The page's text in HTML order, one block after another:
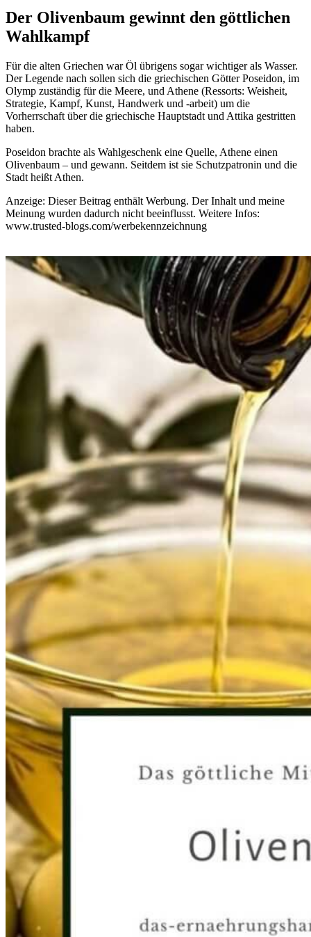
Der Olivenbaum gewinnt den göttlichen
Wahlkampf
Für die alten Griechen war Öl übrigens sogar wichtiger als Wasser.
Der Legende nach sollen sich die griechischen Götter Poseidon, im
Olymp zuständig für die Meere, und Athene (Ressorts: Weisheit,
Strategie, Kampf, Kunst, Handwerk und -arbeit) um die
Vorherrschaft über die griechische Hauptstadt und Attika gestritten
haben.
Poseidon brachte als Wahlgeschenk eine Quelle, Athene einen
Olivenbaum – und gewann. Seitdem ist sie Schutzpatronin und die
Stadt heißt Athen.
Anzeige: Dieser Beitrag enthält Werbung. Der Inhalt und meine
Meinung wurden dadurch nicht beeinflusst. Weitere Infos:
www.trusted-blogs.com/werbekennzeichnung